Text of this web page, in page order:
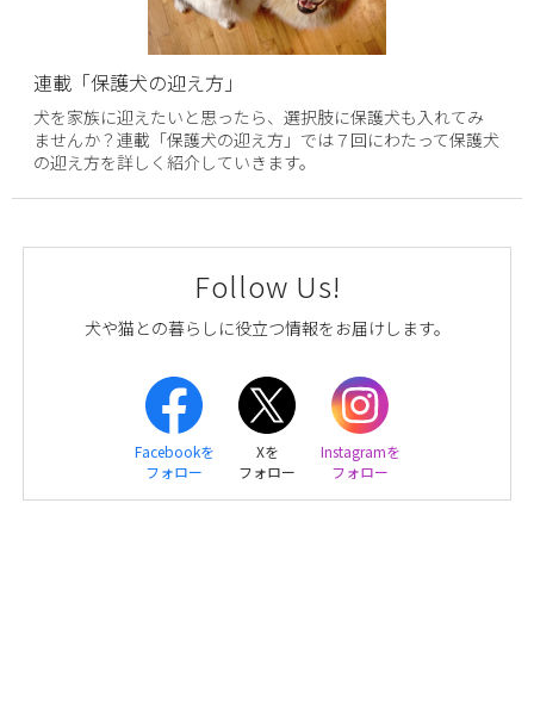
連載「保護犬の迎え方」
犬を家族に迎えたいと思ったら、選択肢に保護犬も入れてみ
ませんか？連載「保護犬の迎え方」では７回にわたって保護犬
の迎え方を詳しく紹介していきます。
Follow Us!
犬や猫との暮らしに役立つ情報をお届けします。
Facebookを
フォロー
Xを
フォロー
Instagramを
フォロー